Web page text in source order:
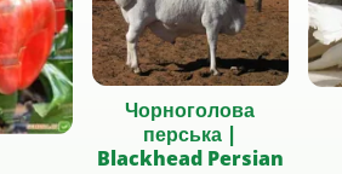
Чорноголова
перська |
Blackhead Persian